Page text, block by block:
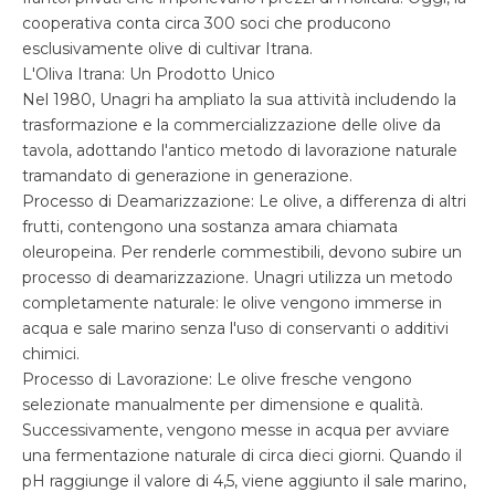
cooperativa conta circa 300 soci che producono
esclusivamente olive di cultivar Itrana.
L'Oliva Itrana: Un Prodotto Unico
Nel 1980, Unagri ha ampliato la sua attività includendo la
trasformazione e la commercializzazione delle olive da
tavola, adottando l'antico metodo di lavorazione naturale
tramandato di generazione in generazione.
Processo di Deamarizzazione: Le olive, a differenza di altri
frutti, contengono una sostanza amara chiamata
oleuropeina. Per renderle commestibili, devono subire un
processo di deamarizzazione. Unagri utilizza un metodo
completamente naturale: le olive vengono immerse in
acqua e sale marino senza l'uso di conservanti o additivi
chimici.
Processo di Lavorazione: Le olive fresche vengono
selezionate manualmente per dimensione e qualità.
Successivamente, vengono messe in acqua per avviare
una fermentazione naturale di circa dieci giorni. Quando il
pH raggiunge il valore di 4,5, viene aggiunto il sale marino,